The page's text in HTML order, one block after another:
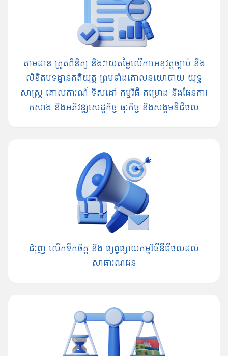
តាមដាន ត្រួតពិនិត្យ និងវាយតម្លៃលើការអនុវត្តច្បាប់ និង
លិខិតបទដ្ឋានគតិយុត្ត ព្រមទាំងគោលនយោបាយ យុទ្ធ
សាស្រ្ត គោលការណ៍ ទិសដៅ កម្មវិធី គម្រោង និងផែនការ
កសាង និងអភិវឌ្ឍសេដ្ឋកិច្ច ធុរកិច្ច និងសង្គមឌីជីថល
ជំរុញ លើកទឹកចិត្ត និង ផ្សព្វផ្សាយកម្មវិធីឌីជីថលដល់
សាធារណជន